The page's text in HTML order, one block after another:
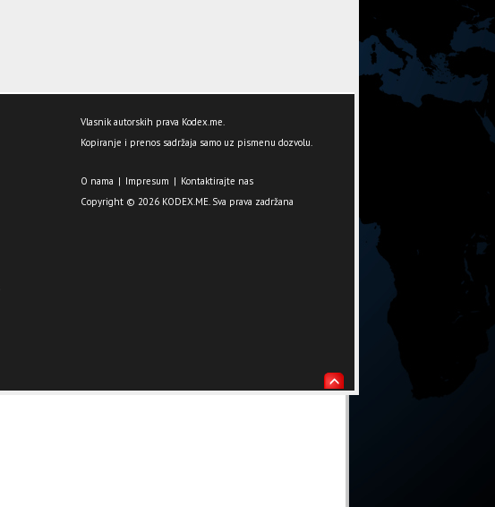
Vlasnik autorskih prava Kodex.me.
Kopiranje i prenos sadržaja samo uz pismenu dozvolu.
O nama | Impresum | Kontaktirajte nas
Copyright © 2026 KODEX.ME. Sva prava zadržana